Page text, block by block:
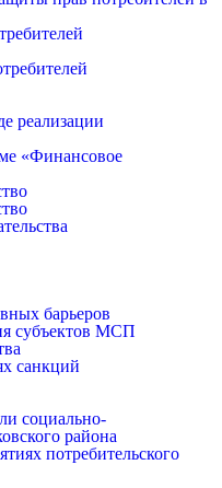
реализации
«Финансовое
барьеров
субъектов МСП
санкций
социально-
района
потребительского